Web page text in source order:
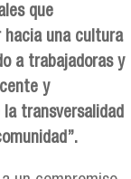
que
hacia una cultura
a trabajadoras y
y
la transversalidad